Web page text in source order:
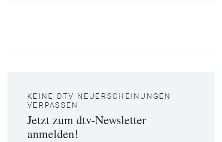
KEINE DTV NEUERSCHEINUNGEN
VERPASSEN
Jetzt zum dtv-Newsletter
anmelden!